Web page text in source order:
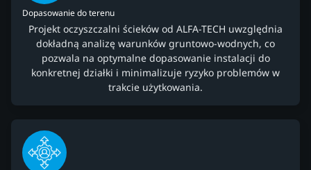
Dopasowanie do terenu
Projekt oczyszczalni ścieków od ALFA-TECH uwzględnia
dokładną analizę warunków gruntowo-wodnych, co
pozwala na optymalne dopasowanie instalacji do
konkretnej działki i minimalizuje ryzyko problemów w
trakcie użytkowania.